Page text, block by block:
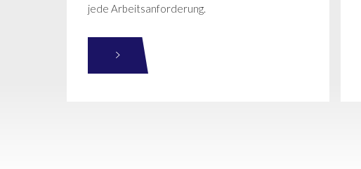
jede Arbeitsanforderung.